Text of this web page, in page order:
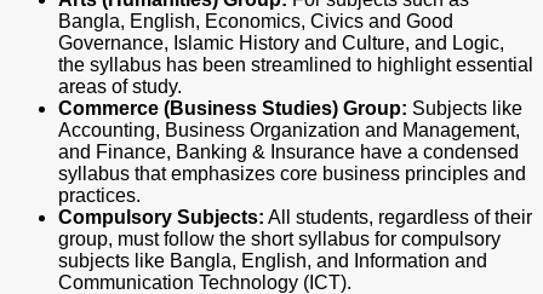
Bangla, English, Economics, Civics and Good
Governance, Islamic History and Culture, and Logic,
the syllabus has been streamlined to highlight essential
areas of study.
Commerce (Business Studies) Group: Subjects like
Accounting, Business Organization and Management,
and Finance, Banking & Insurance have a condensed
syllabus that emphasizes core business principles and
practices.
Compulsory Subjects: All students, regardless of their
group, must follow the short syllabus for compulsory
subjects like Bangla, English, and Information and
Communication Technology (ICT).